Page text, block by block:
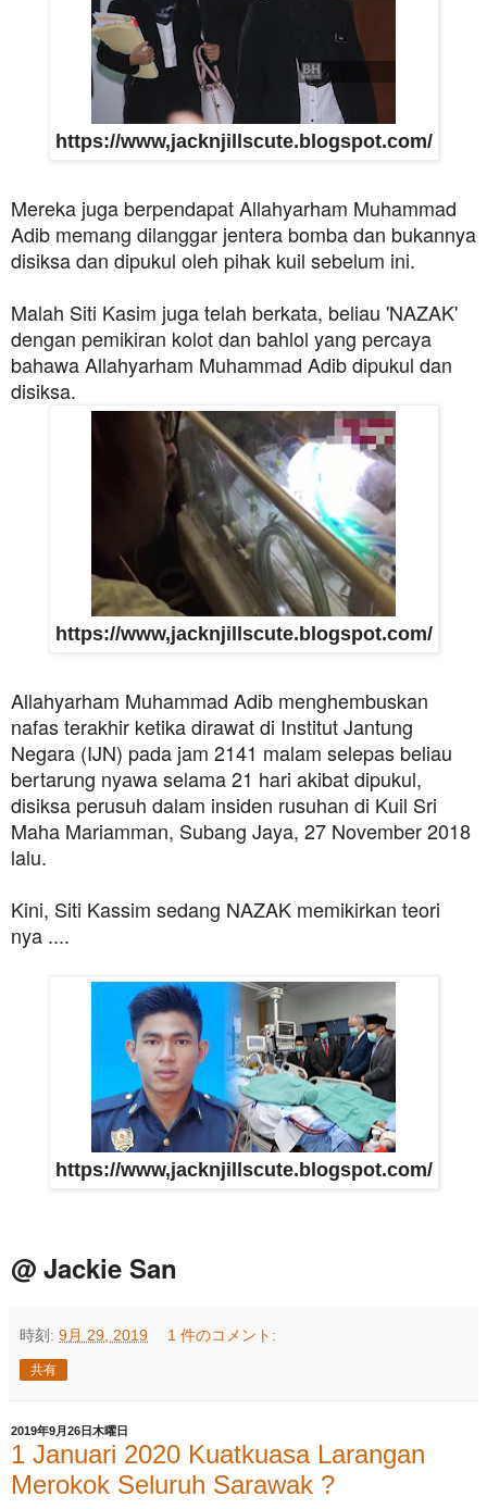
https://www,jacknjillscute.blogspot.com/
Mereka juga berpendapat Allahyarham Muhammad
Adib memang dilanggar jentera bomba dan bukannya
disiksa dan dipukul oleh pihak kuil sebelum ini.
Malah Siti Kasim juga telah berkata, beliau 'NAZAK'
dengan pemikiran kolot dan bahlol yang percaya
bahawa Allahyarham Muhammad Adib dipukul dan
disiksa.
https://www,jacknjillscute.blogspot.com/
Allahyarham Muhammad Adib menghembuskan
nafas terakhir ketika dirawat di Institut Jantung
Negara (IJN) pada jam 2141 malam selepas beliau
bertarung nyawa selama 21 hari akibat dipukul,
disiksa perusuh dalam insiden rusuhan di Kuil Sri
Maha Mariamman, Subang Jaya, 27 November 2018
lalu.
Kini, Siti Kassim sedang NAZAK memikirkan teori
nya ....
https://www,jacknjillscute.blogspot.com/
@ Jackie San
時刻: 9月 29, 2019 1 件のコメント:
共有
2019年9月26日木曜日
1 Januari 2020 Kuatkuasa Larangan
Merokok Seluruh Sarawak ?